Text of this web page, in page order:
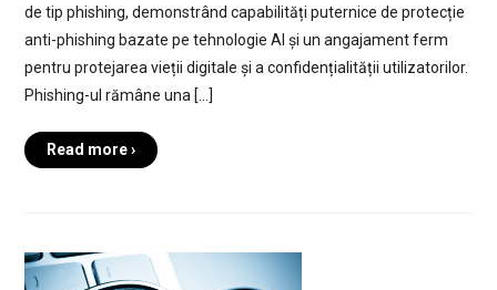
de tip phishing, demonstrând capabilități puternice de protecție
anti-phishing bazate pe tehnologie AI și un angajament ferm
pentru protejarea vieții digitale și a confidențialității utilizatorilor.
Phishing-ul rămâne una […]
Read more ›